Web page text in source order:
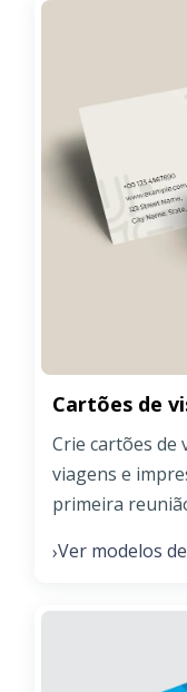
Cartões de
Crie cartões de
viagens e
primeira
›Ver modelos